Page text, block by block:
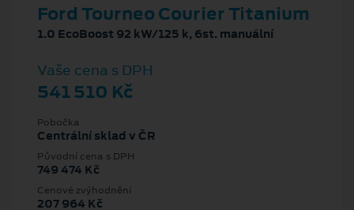
Ford Tourneo Courier Titanium
1.0 EcoBoost 92 kW/125 k, 6st. manuální
Vaše cena s DPH
541 510 Kč
Pobočka
Centrální sklad v ČR
Původní cena s DPH
749 474 Kč
Cenové zvýhodnění
207 964 Kč